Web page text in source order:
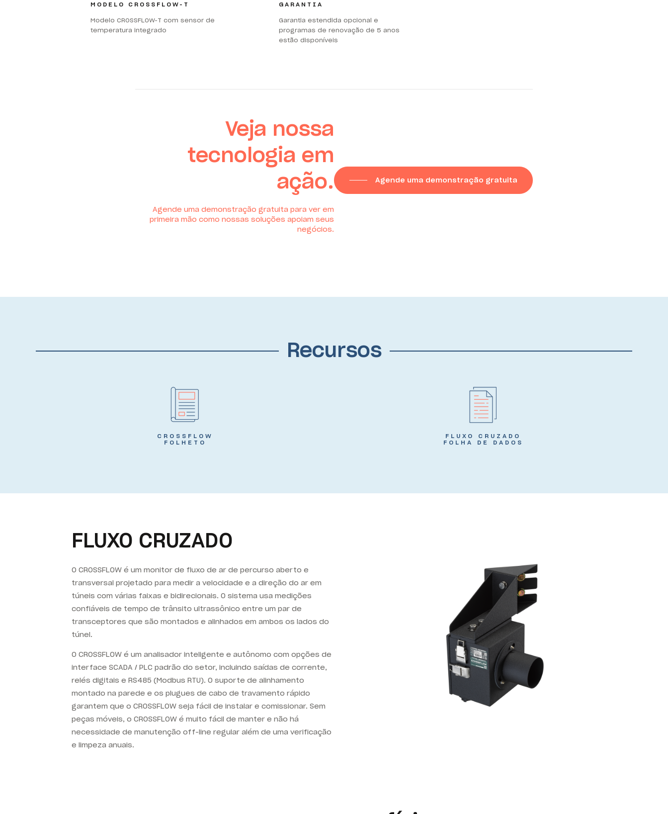
MODELO CROSSFLOW-T
Modelo CROSSFLOW-T com sensor de
temperatura integrado
GARANTIA
Garantia estendida opcional e
programas de renovação de 5 anos
estão disponíveis
Veja nossa
tecnologia em
ação.
Agende uma demonstração gratuita para ver em
primeira mão como nossas soluções apoiam seus
negócios.
Agende uma demonstração gratuita
Recursos
CROSSFLOW
FOLHETO
FLUXO CRUZADO
FOLHA DE DADOS
FLUXO CRUZADO
O CROSSFLOW é um monitor de fluxo de ar de percurso aberto e
transversal projetado para medir a velocidade e a direção do ar em
túneis com várias faixas e bidirecionais. O sistema usa medições
confiáveis de tempo de trânsito ultrassônico entre um par de
transceptores que são montados e alinhados em ambos os lados do
túnel.
O CROSSFLOW é um analisador inteligente e autônomo com opções de
interface SCADA / PLC padrão do setor, incluindo saídas de corrente,
relés digitais e RS485 (Modbus RTU). O suporte de alinhamento
montado na parede e os plugues de cabo de travamento rápido
garantem que o CROSSFLOW seja fácil de instalar e comissionar. Sem
peças móveis, o CROSSFLOW é muito fácil de manter e não há
necessidade de manutenção off-line regular além de uma verificação
e limpeza anuais.